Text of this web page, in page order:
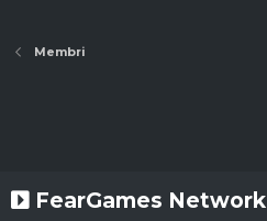
Membri
FearGames Network